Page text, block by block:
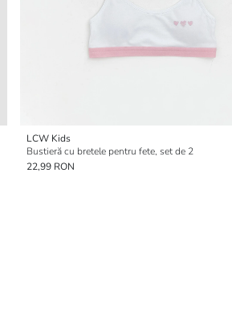
LCW Kids
Bustieră cu bretele pentru fete, set de 2
22,99 RON